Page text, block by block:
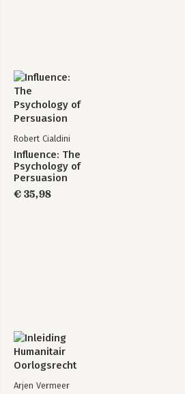
Appendix A: Judgment under uncertainty
Appendix B: Choices, values, and frames
Notes
Acknowledgments
Index
Robert Cialdini
Influence: The
Psychology of
Persuasion
€ 35,98
Arjen Vermeer